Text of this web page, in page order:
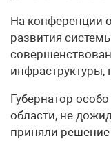
На конференции
развития
инфраструктуры,
Губернатор
области, не
приняли